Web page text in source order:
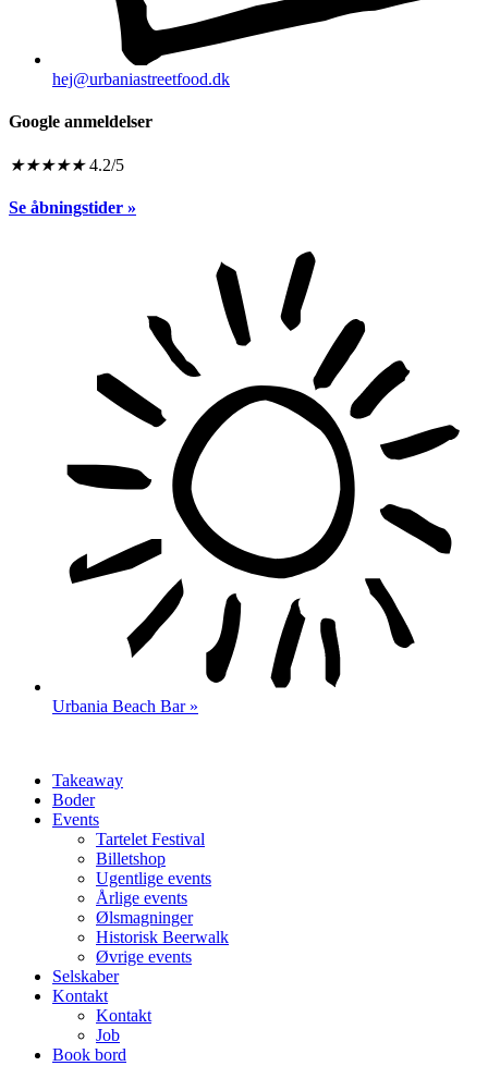
hej@urbaniastreetfood.dk
Google anmeldelser
★★★★★ 4.2/5
Se åbningstider »
Urbania Beach Bar »
Takeaway
Boder
Events
Tartelet Festival
Billetshop
Ugentlige events
Årlige events
Ølsmagninger
Historisk Beerwalk
Øvrige events
Selskaber
Kontakt
Kontakt
Job
Book bord